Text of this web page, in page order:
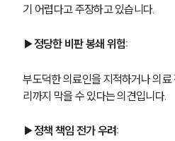
기 어렵다고 주장하고 있습니다.
▶정당한 비판 봉쇄 위험:
부도덕한 의료인을 지적하거나 의
리까지 막을 수 있다는 의견입니다.
▶정책 책임 전가 우려: